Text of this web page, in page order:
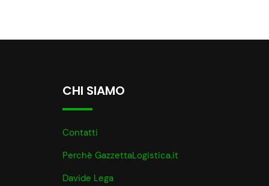
CHI SIAMO
Contatti
Perchè GazzettaLogistica.it
Davide Lega